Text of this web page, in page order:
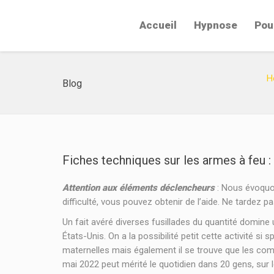
Accueil Hypnose
Blog
Fiches techniques sur les armes à feu
Attention aux éléments déclencheurs: Nous
difficulté, vous pouvez obtenir de l’aide. Ne tardez
Un fait avéré diverses fusillades du quantité
États-Unis. On a la possibilité petit cette activité si
maternelles mais également il se trouve que les
mai 2022 peut mérité le quotidien dans 20 gens,